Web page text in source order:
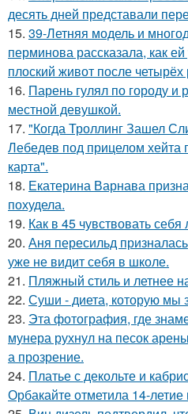
десять дней представали
15. 39-Летняя модель и
перминова рассказала, как
плоский живот после четырёх
16. Парень гулял по городу и
местной девушкой.
17. "Когда Троллинг Зашел
Лебедев под прицелом хейта
карта".
18. Екатерина Варнава
похудела.
19. Как в 45 чувствовать
20. Аня пересильд
уже не видит себя в школе.
21. Пляжный стиль и летнее
22. Суши - диета, которую мы
23. Эта фотография, где
мунера рухнул на песок
а прозрение.
24. Платье с декольте и
Орбакайте отметила 14-